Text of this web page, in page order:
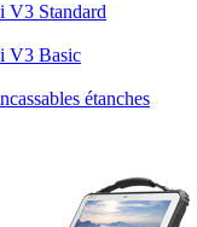
Standard
V3 Basic